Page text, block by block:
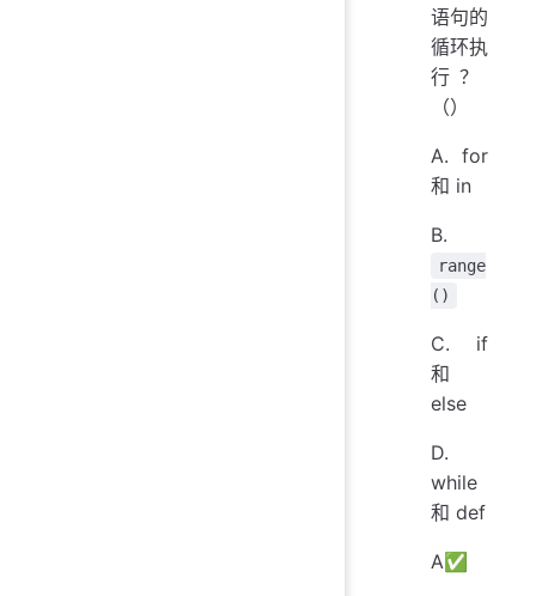
语句的
循环执
行？‪‬‪‬‪‬‪‬‪‬‮‬‫‬‫‬‪‬‪‬‪‬‪‬‪‬‮‬‫‬‫‬‪‬‪‬‪‬‪‬‪‬‮‬‭‬‫‬‪‬‪‬‪‬‪‬‪‬‮‬‫‬‫‬‪‬‪‬‪‬‪‬‪‬‮‬‫‬‭‬‬‬‬‬‬‬‬‬‬‬‬‬‬‬‬‬‬‬‬‬‬‬‬‬‬‬‬‬‬‬‬‬‬‬‬‬‬‬‬‬‬‬‬‬‬‬‬‬‬‬‬‬‬‬‬‬‬‬‬‬‬‬‬‬‬‬‬‬‬‬‬‬‬‬‬‬‬‬‬‬
（）
A. for
和 in
B.
range
()
C. if
和
else
D.
while
和 def
A✅